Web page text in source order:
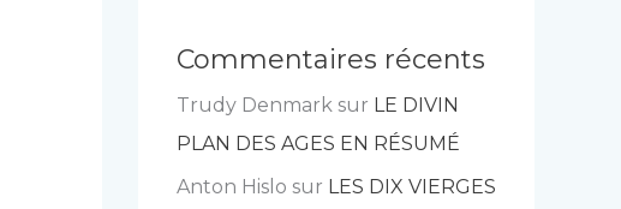
Commentaires récents
Trudy Denmark sur LE DIVIN
PLAN DES AGES EN RÉSUMÉ
Anton Hislo sur LES DIX VIERGES